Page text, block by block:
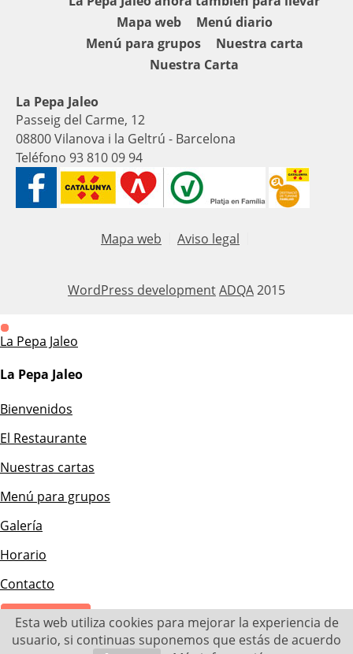
Mapa web
Menú diario
Menú para grupos
Nuestra carta
Nuestra Carta
La Pepa Jaleo
Passeig del Carme, 12
08800 Vilanova i la Geltrú - Barcelona
Teléfono 93 810 09 94
Mapa web Aviso legal
WordPress developmentADQA2015
La Pepa Jaleo
La Pepa Jaleo
Bienvenidos
El Restaurante
Nuestras cartas
Menú para grupos
Galería
Horario
Contacto
× Close Panel
Esta web utiliza cookies para mejorar la experiencia de
usuario, si continuas suponemos que estás de acuerdo